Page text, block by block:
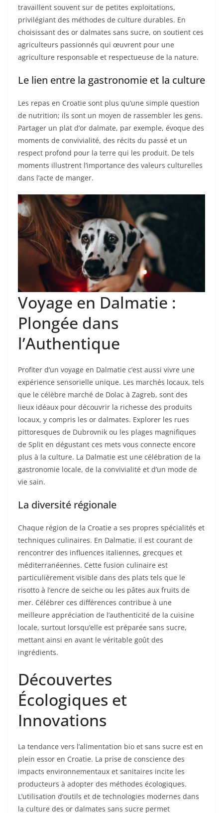
travaillent souvent sur de petites exploitations,
privilégiant des méthodes de culture durables. En
choisissant des or dalmates sans sucre, on soutient ces
agriculteurs passionnés qui œuvrent pour une
agriculture responsable et respectueuse de la nature.
Le lien entre la gastronomie et la culture
Les repas en Croatie sont plus qu’une simple question
de nutrition; ils sont un moyen de rassembler les gens.
Partager un plat d’or dalmate, par exemple, évoque des
moments de convivialité, des récits du passé et un
respect profond pour la terre qui les produit. De tels
moments illustrent l’importance des valeurs culturelles
dans l’acte de manger.
Voyage en Dalmatie :
Plongée dans
l’Authentique
Profiter d’un voyage en Dalmatie c’est aussi vivre une
expérience sensorielle unique. Les marchés locaux, tels
que le célèbre marché de Dolac à Zagreb, sont des
lieux idéaux pour découvrir la richesse des produits
locaux, y compris les or dalmates. Explorer les rues
pittoresques de Dubrovnik ou les plages magnifiques
de Split en dégustant ces mets vous connecte encore
plus à la culture. La Dalmatie est une célébration de la
gastronomie locale, de la convivialité et d’un mode de
vie sain.
La diversité régionale
Chaque région de la Croatie a ses propres spécialités et
techniques culinaires. En Dalmatie, il est courant de
rencontrer des influences italiennes, grecques et
méditerranéennes. Cette fusion culinaire est
particulièrement visible dans des plats tels que le
risotto à l’encre de seiche ou les pâtes aux fruits de
mer. Célébrer ces différences contribue à une
meilleure appréciation de l’authenticité de la cuisine
locale, surtout lorsqu’elle est préparée sans sucre,
mettant ainsi en avant le véritable goût des
ingrédients.
Découvertes
Écologiques et
Innovations
La tendance vers l’alimentation bio et sans sucre est en
plein essor en Croatie. La prise de conscience des
impacts environnementaux et sanitaires incite les
producteurs à adopter des méthodes écologiques.
L’utilisation d’outils et de technologies modernes dans
la culture des or dalmates sans sucre permet